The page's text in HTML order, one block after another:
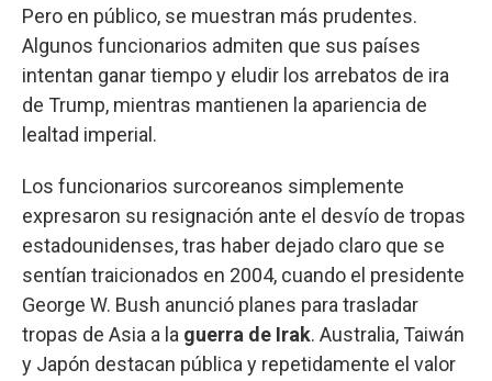
Pero en público, se muestran más prudentes.
Algunos funcionarios admiten que sus países
intentan ganar tiempo y eludir los arrebatos de ira
de Trump, mientras mantienen la apariencia de
lealtad imperial.
Los funcionarios surcoreanos simplemente
expresaron su resignación ante el desvío de tropas
estadounidenses, tras haber dejado claro que se
sentían traicionados en 2004, cuando el presidente
George W. Bush anunció planes para trasladar
tropas de Asia a la guerra de Irak. Australia, Taiwán
y Japón destacan pública y repetidamente el valor